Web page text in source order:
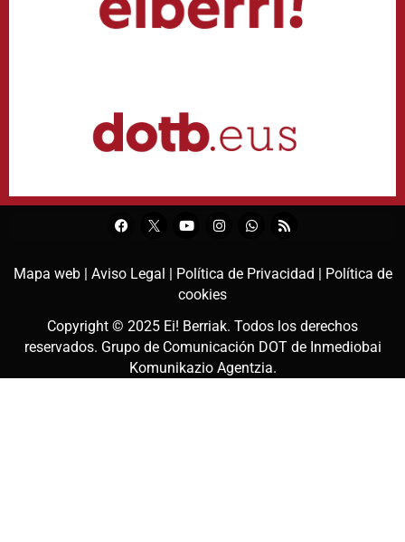
Mapa web | Aviso Legal | Política de Privacidad |
Política de
cookies
Copyright © 2025 Ei! Berriak. Todos los derechos
reservados. Grupo de Comunicación DOT de Inmediobai
Komunikazio Agentzia.